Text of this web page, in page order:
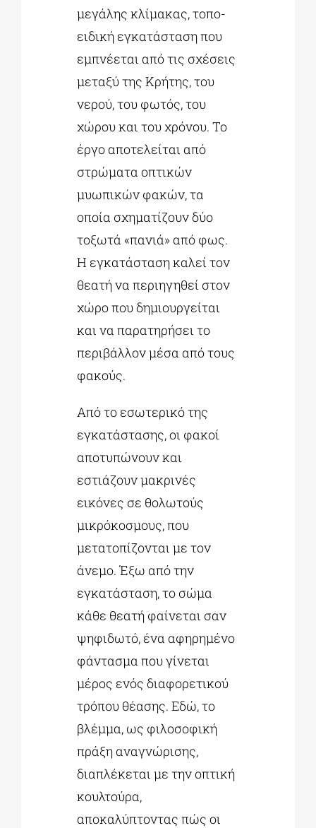
μεγάλης κλίμακας, τοπο-
ειδική εγκατάσταση που
εμπνέεται από τις σχέσεις
μεταξύ της Κρήτης, του
νερού, του φωτός, του
χώρου και του χρόνου. Το
έργο αποτελείται από
στρώματα οπτικών
μυωπικών φακών, τα
οποία σχηματίζουν δύο
τοξωτά «πανιά» από φως.
Η εγκατάσταση καλεί τον
θεατή να περιηγηθεί στον
χώρο που δημιουργείται
και να παρατηρήσει το
περιβάλλον μέσα από τους
φακούς.
Από το εσωτερικό της
εγκατάστασης, οι φακοί
αποτυπώνουν και
εστιάζουν μακρινές
εικόνες σε θολωτούς
μικρόκοσμους, που
μετατοπίζονται με τον
άνεμο. Έξω από την
εγκατάσταση, το σώμα
κάθε θεατή φαίνεται σαν
ψηφιδωτό, ένα αφηρημένο
φάντασμα που γίνεται
μέρος ενός διαφορετικού
τρόπου θέασης. Εδώ, το
βλέμμα, ως φιλοσοφική
πράξη αναγνώρισης,
διαπλέκεται με την οπτική
κουλτούρα,
αποκαλύπτοντας πώς οι